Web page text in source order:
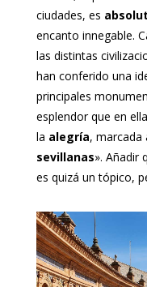
ciudades, es
encanto innegable.
las distintas
han conferido una
principales
esplendor que en
la alegría, marcada
sevillanas». Añadir
es quizá un tópico,